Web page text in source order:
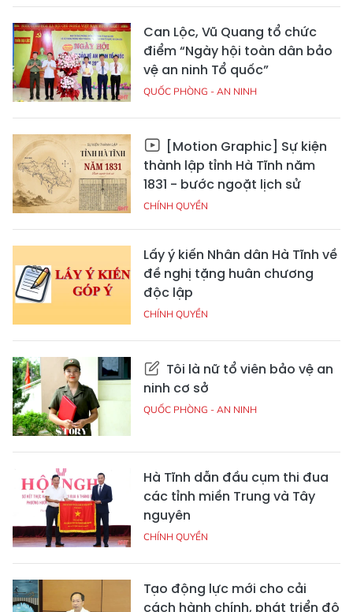
Can Lộc, Vũ Quang tổ chức
điểm “Ngày hội toàn dân bảo
vệ an ninh Tổ quốc”
QUỐC PHÒNG - AN NINH
[Motion Graphic] Sự kiện
thành lập tỉnh Hà Tĩnh năm
1831 - bước ngoặt lịch sử
CHÍNH QUYỀN
Lấy ý kiến Nhân dân Hà Tĩnh về
đề nghị tặng huân chương
độc lập
CHÍNH QUYỀN
Tôi là nữ tổ viên bảo vệ an
ninh cơ sở
QUỐC PHÒNG - AN NINH
Hà Tĩnh dẫn đầu cụm thi đua
các tỉnh miền Trung và Tây
nguyên
CHÍNH QUYỀN
Tạo động lực mới cho cải
cách hành chính, phát triển đô